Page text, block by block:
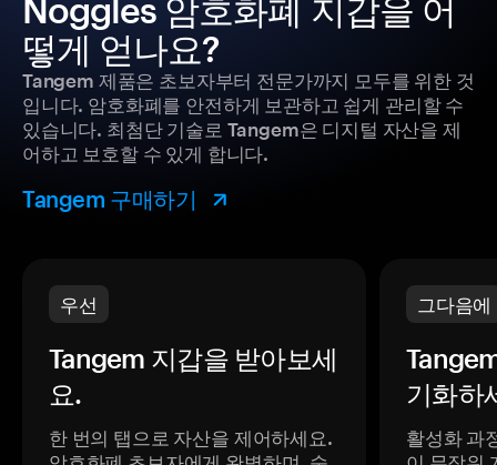
Noggles 암호화폐 지갑을 어
떻게 얻나요?
Tangem 제품은 초보자부터 전문가까지 모두를 위한 것
입니다. 암호화폐를 안전하게 보관하고 쉽게 관리할 수
있습니다. 최첨단 기술로 Tangem은 디지털 자산을 제
어하고 보호할 수 있게 합니다.
Tangem 구매하기
우선
Tangem 지갑을 받아보세
요.
한 번의 탭으로 자산을 제어하세요.
그다음에
기화하
활성화 과